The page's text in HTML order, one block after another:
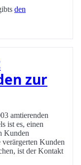
den
zur
amtierenden
ist es, einen
Kunden
Kunden
ist der Kontakt